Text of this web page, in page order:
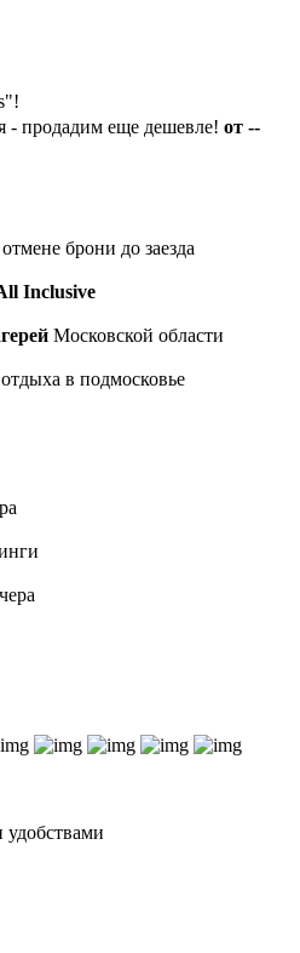
- продадим еще дешевле! от --
брони до заезда
Inclusive
Московской области
в подмосковье